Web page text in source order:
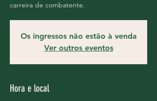
carreira de combatente.
Os ingressos não estão à venda
Ver outros eventos
Hora e local